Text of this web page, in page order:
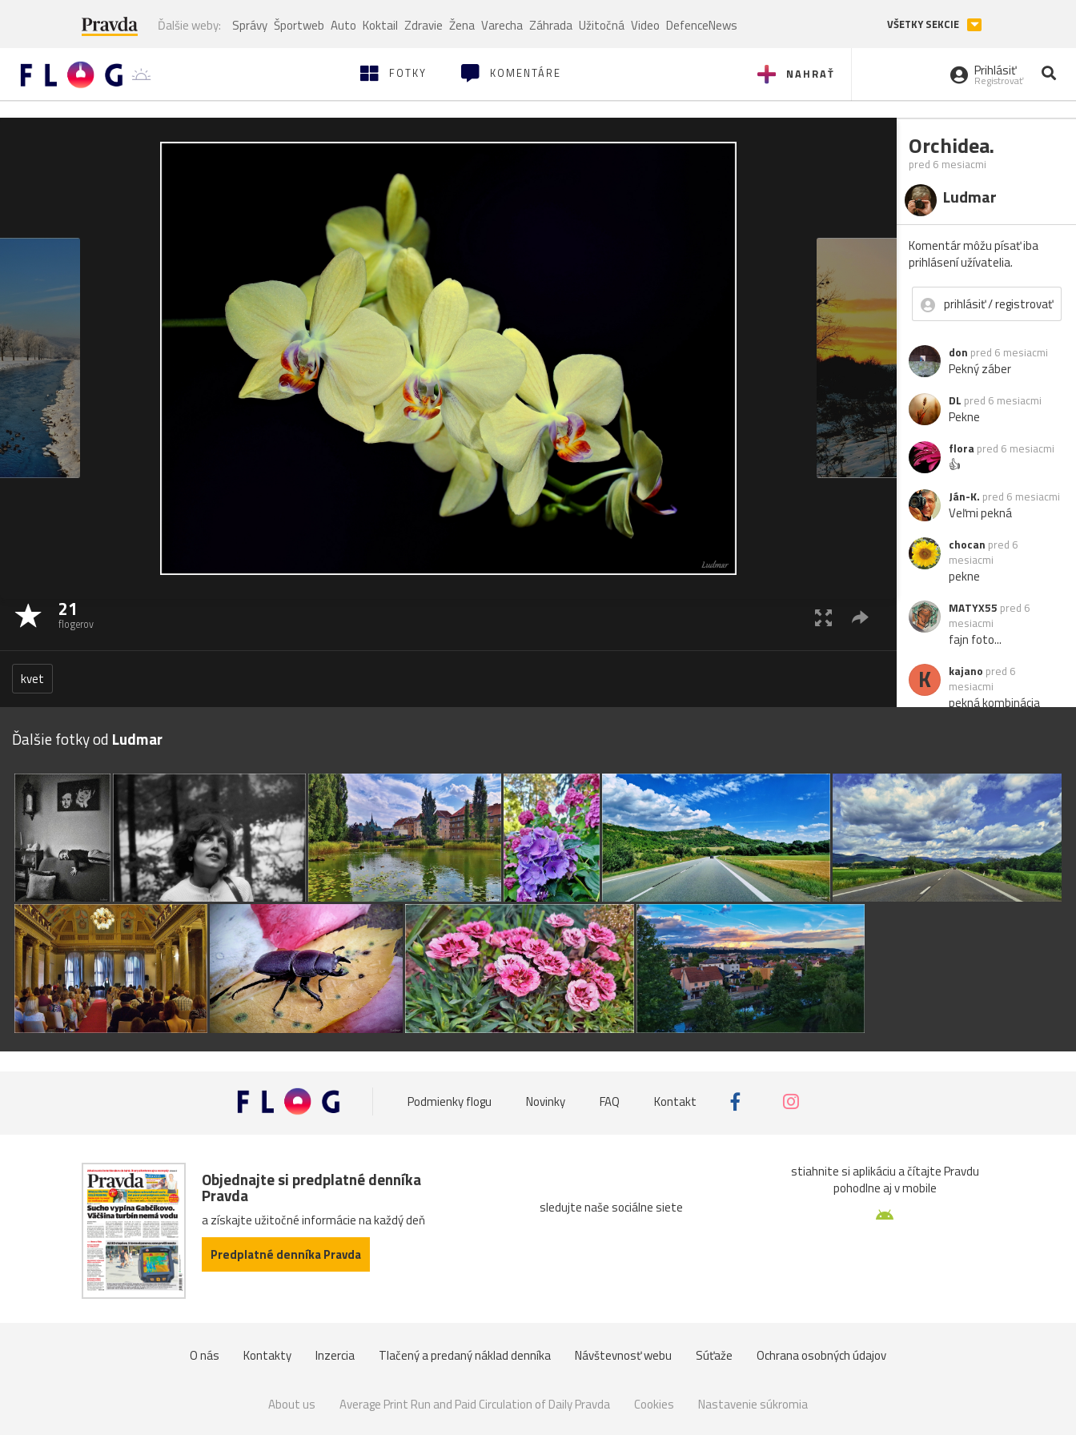
Ďalšie weby: Správy Športweb Auto Koktail Zdravie Žena Varecha Záhrada Užitočná Video DefenceNews VŠETKY SEKCIE
NAHRAŤ
FOTKY KOMENTÁRE Prihlásiť
Registrovať
21
flogerov
kvet
Orchidea.
pred 6 mesiacmi
Ludmar
Komentár môžu písať iba
prihlásení užívatelia.
prihlásiť / registrovať
don pred 6 mesiacmi
Pekný záber
DL pred 6 mesiacmi
Pekne
flora pred 6 mesiacmi
👍
Ján-K. pred 6 mesiacmi
Veľmi pekná
chocan pred 6
mesiacmi
pekne
MATYX55 pred 6
mesiacmi
fajn foto...
K kajano pred 6
mesiacmi
pekná kombinácia
rekmarek
pred 6
mesiacmi
Páči sa mi!
Loxodontapred 6
mesiacmi
krásna
Ďalšie fotky od Ludmar
Podmienky flogu Novinky FAQ Kontakt
Objednajte si predplatné denníka
Pravda
a získajte užitočné informácie na každý deň
Predplatné denníka Pravda
sledujte naše sociálne siete
stiahnite si aplikáciu a čítajte Pravdu
pohodlne aj v mobile
O nás Kontakty Inzercia Tlačený a predaný náklad denníka Návštevnosť webu Súťaže Ochrana osobných údajov
About us Average Print Run and Paid Circulation of Daily Pravda Cookies Nastavenie súkromia